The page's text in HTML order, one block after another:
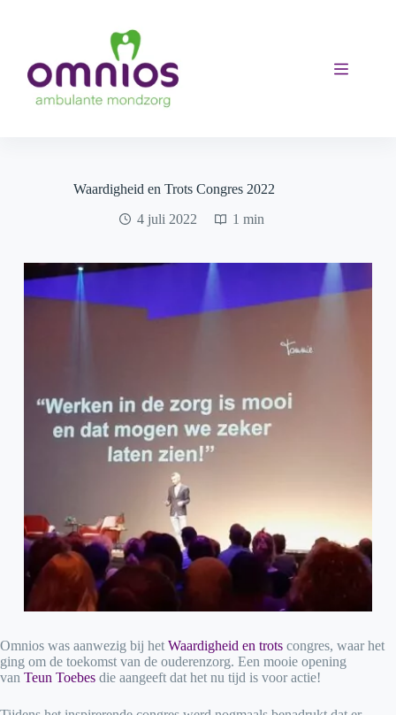
Waardigheid en Trots Congres 2022
4 juli 2022
1 min
Omnios was aanwezig bij het Waardigheid en trots congres, waar het
ging om de toekomst van de ouderenzorg. Een mooie opening
van Teun Toebes die aangeeft dat het nu tijd is voor actie!